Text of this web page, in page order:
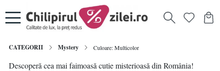
CATEGORII Mystery Culoare: Multicolor
Descoperă cea mai faimoasă cutie misterioasă din România!